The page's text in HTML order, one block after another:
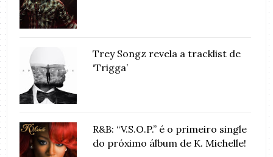
Trey Songz revela a tracklist de
‘Trigga’
R&B: “V.S.O.P.” é o primeiro single
do próximo álbum de K. Michelle!